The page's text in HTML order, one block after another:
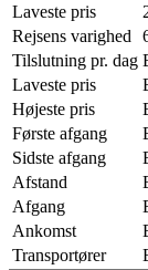
Laveste pris
Rejsens varighed
Tilslutning pr. dag
Laveste pris
Højeste pris
Første afgang
Sidste afgang
Afstand
Afgang
Ankomst
Transportører